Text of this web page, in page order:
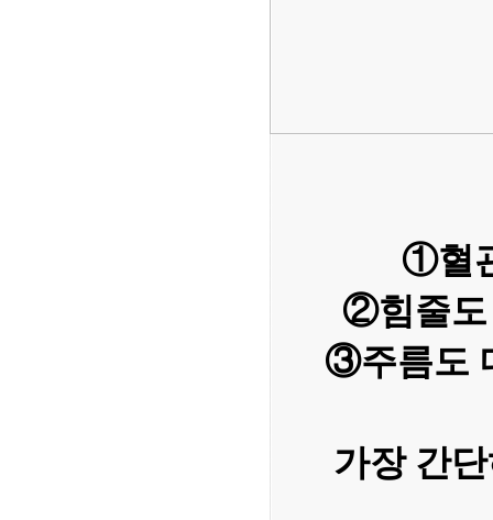
①혈
②힘줄도
③주름도
가장 간